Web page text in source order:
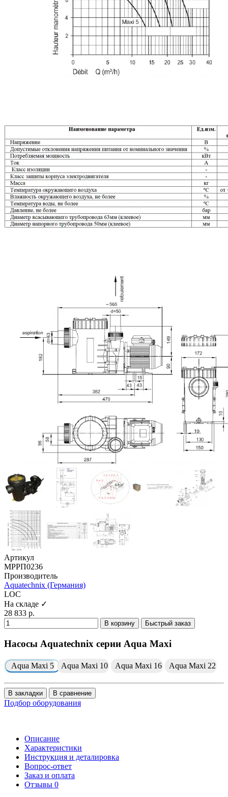
Артикул
МРРП0236
Производитель
Aquatechnix (Германия)
LOC
На складе ✓
28 833 р.
В корзину Быстрый заказ
Насосы Aquatechnix серии Aqua Maxi
Aqua Maxi 5 Aqua Maxi 10 Aqua Maxi 16 Aqua Maxi 22
В закладки В сравнение
Подбор оборудования
Описание
Характеристики
Инструкция и деталировка
Вопрос-ответ
Заказ и оплата
Отзывы 0